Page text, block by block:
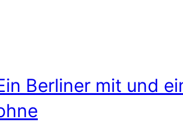
Berliner mit und